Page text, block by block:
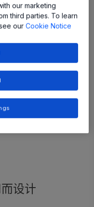
设计
our marketing
third parties. To learn
ourCookie Notice